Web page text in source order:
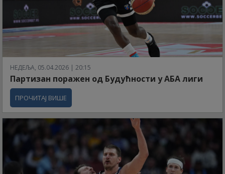
НЕДЕЉА, 05.04.2026 | 20:15
Партизан поражен од Будућности у АБА лиги
ПРОЧИТАЈ ВИШЕ